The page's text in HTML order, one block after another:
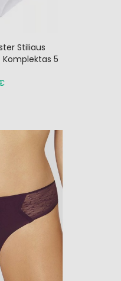
Stiliaus
Komplektas 5